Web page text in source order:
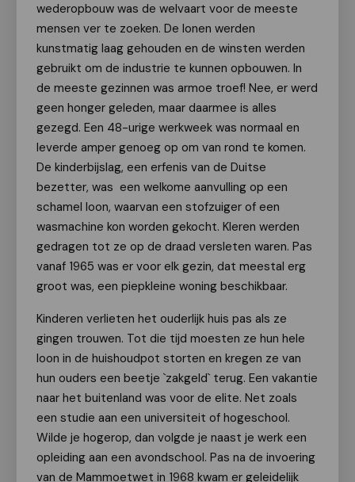
wederopbouw was de welvaart voor de meeste
mensen ver te zoeken. De lonen werden
kunstmatig laag gehouden en de winsten werden
gebruikt om de industrie te kunnen opbouwen. In
de meeste gezinnen was armoe troef! Nee, er werd
geen honger geleden, maar daarmee is alles
gezegd. Een 48-urige werkweek was normaal en
leverde amper genoeg op om van rond te komen.
De kinderbijslag, een erfenis van de Duitse
bezetter, was een welkome aanvulling op een
schamel loon, waarvan een stofzuiger of een
wasmachine kon worden gekocht. Kleren werden
gedragen tot ze op de draad versleten waren. Pas
vanaf 1965 was er voor elk gezin, dat meestal erg
groot was, een piepkleine woning beschikbaar.
Kinderen verlieten het ouderlijk huis pas als ze
gingen trouwen. Tot die tijd moesten ze hun hele
loon in de huishoudpot storten en kregen ze van
hun ouders een beetje `zakgeld` terug. Een vakantie
naar het buitenland was voor de elite. Net zoals
een studie aan een universiteit of hogeschool.
Wilde je hogerop, dan volgde je naast je werk een
opleiding aan een avondschool. Pas na de invoering
van de Mammoetwet in 1968 kwam er geleidelijk